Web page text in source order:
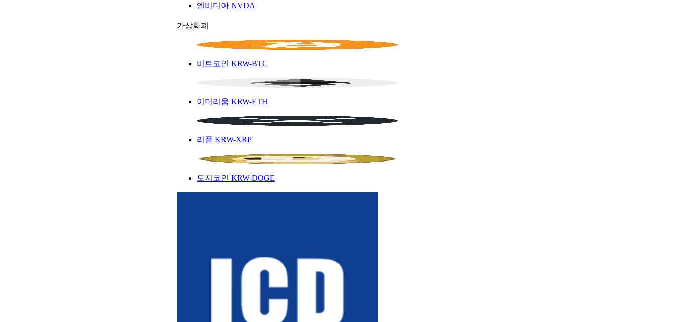
엔비디아 NVDA
가상화폐
비트코인 KRW-BTC
이더리움 KRW-ETH
리플 KRW-XRP
도지코인 KRW-DOGE